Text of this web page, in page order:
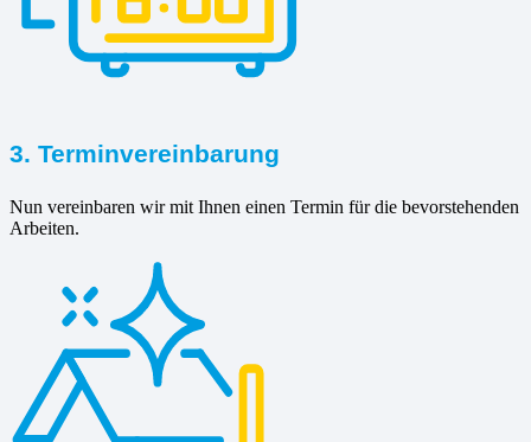
3. Terminvereinbarung
Nun vereinbaren wir mit Ihnen einen Termin für die bevorstehenden
Arbeiten.